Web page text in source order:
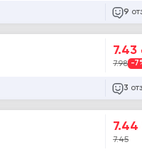
9
7.43
7.98 -
3
7.44
7.45